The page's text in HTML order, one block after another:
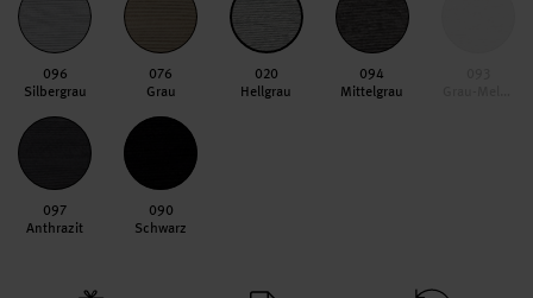
096
Silbergrau
076
Grau
020
Hellgrau
094
Mittelgrau
097
Anthrazit
090
Schwarz